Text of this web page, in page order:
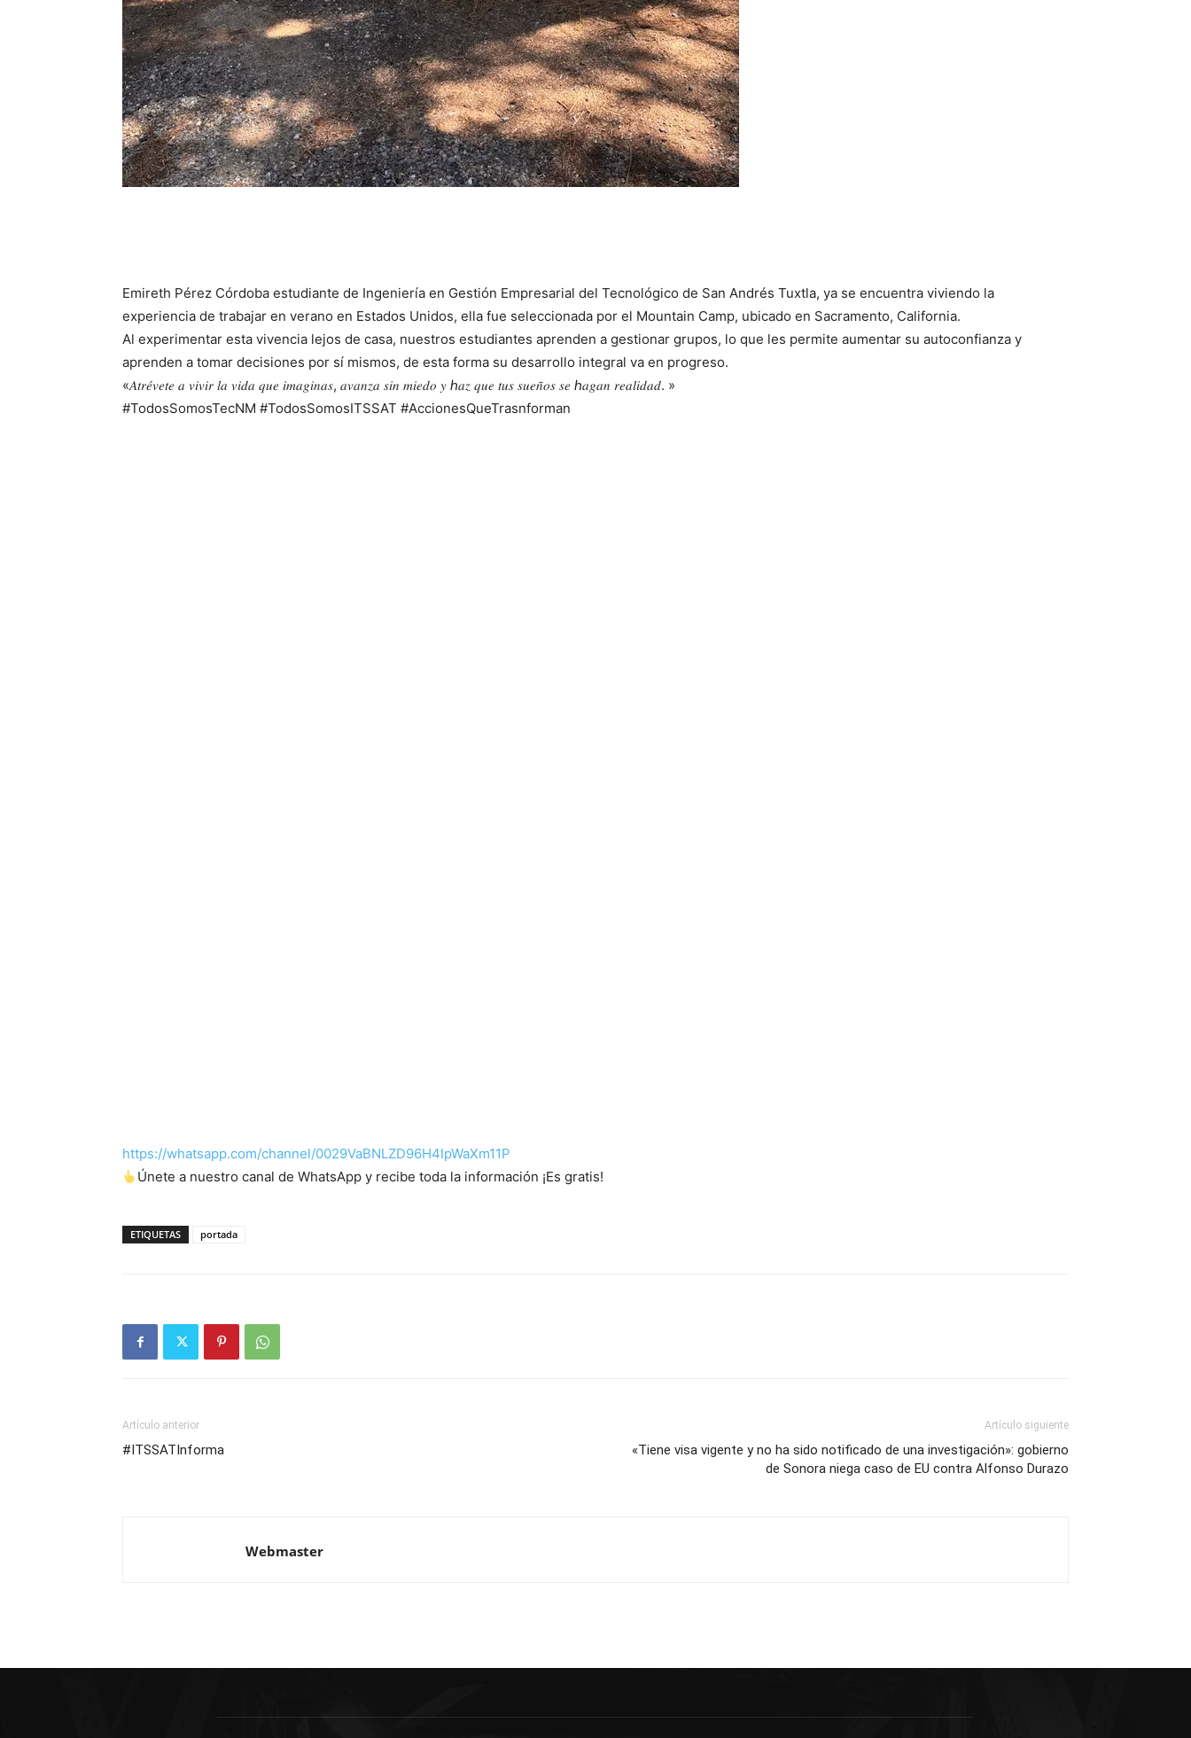
Emireth Pérez Córdoba estudiante de Ingeniería en Gestión Empresarial del Tecnológico de San Andrés Tuxtla, ya se encuentra viviendo la
experiencia de trabajar en verano en Estados Unidos, ella fue seleccionada por el Mountain Camp, ubicado en Sacramento, California.
Al experimentar esta vivencia lejos de casa, nuestros estudiantes aprenden a gestionar grupos, lo que les permite aumentar su autoconfianza y
aprenden a tomar decisiones por sí mismos, de esta forma su desarrollo integral va en progreso.
«𝐴𝑡𝑟𝑒́𝑣𝑒𝑡𝑒 𝑎 𝑣𝑖𝑣𝑖𝑟 𝑙𝑎 𝑣𝑖𝑑𝑎 𝑞𝑢𝑒 𝑖𝑚𝑎𝑔𝑖𝑛𝑎𝑠, 𝑎𝑣𝑎𝑛𝑧𝑎 𝑠𝑖𝑛 𝑚𝑖𝑒𝑑𝑜 𝑦 ℎ𝑎𝑧 𝑞𝑢𝑒 𝑡𝑢𝑠 𝑠𝑢𝑒𝑛̃𝑜𝑠 𝑠𝑒 ℎ𝑎𝑔𝑎𝑛 𝑟𝑒𝑎𝑙𝑖𝑑𝑎𝑑. »
#TodosSomosTecNM #TodosSomosITSSAT #AccionesQueTrasnforman
https://whatsapp.com/channel/0029VaBNLZD96H4IpWaXm11P
Únete a nuestro canal de WhatsApp y recibe toda la información ¡Es gratis!
ETIQUETAS portada
Artículo anterior
#ITSSATInforma
Artículo siguiente
«Tiene visa vigente y no ha sido notificado de una investigación»: gobierno
de Sonora niega caso de EU contra Alfonso Durazo
Webmaster